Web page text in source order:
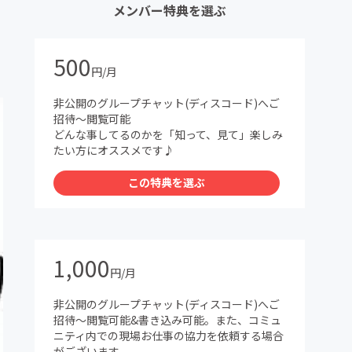
メンバー特典を選ぶ
500円/月
非公開のグループチャット(ディスコード)へご
招待〜閲覧可能
どんな事してるのかを「知って、見て」楽しみ
たい方にオススメです♪
この特典を選ぶ
1,000円/月
非公開のグループチャット(ディスコード)へご
招待〜閲覧可能&書き込み可能。また、コミュ
ニティ内での現場お仕事の協力を依頼する場合